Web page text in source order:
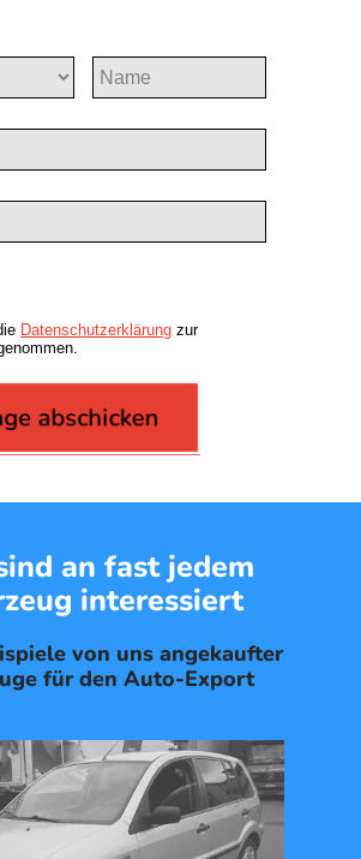
Datenschutzerklärung zur
an fast jedem
interessiert
von uns angekaufter
für den Auto-Export